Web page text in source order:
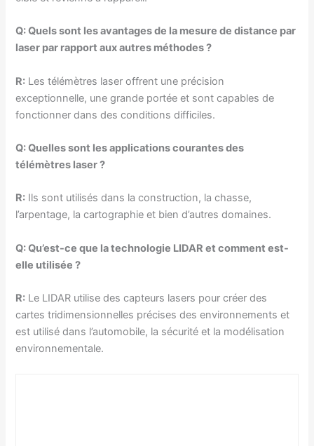
Q: Quels sont les avantages de la mesure de distance par
laser par rapport aux autres méthodes ?
R: Les télémètres laser offrent une précision
exceptionnelle, une grande portée et sont capables de
fonctionner dans des conditions difficiles.
Q: Quelles sont les applications courantes des
télémètres laser ?
R: Ils sont utilisés dans la construction, la chasse,
l’arpentage, la cartographie et bien d’autres domaines.
Q: Qu’est-ce que la technologie LIDAR et comment est-
elle utilisée ?
R: Le LIDAR utilise des capteurs lasers pour créer des
cartes tridimensionnelles précises des environnements et
est utilisé dans l’automobile, la sécurité et la modélisation
environnementale.